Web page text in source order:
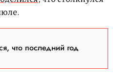
что последний год